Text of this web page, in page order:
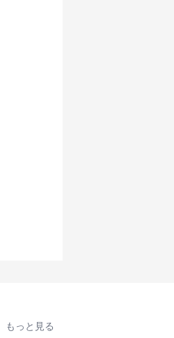
もっと見る